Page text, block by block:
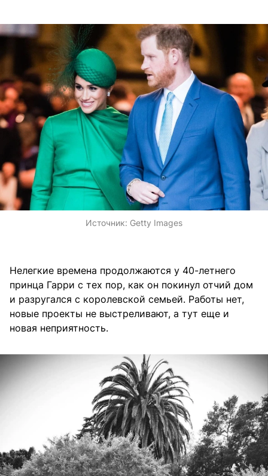
Источник: Getty Images
Нелегкие времена продолжаются у 40-летнего
принца Гарри с тех пор, как он покинул отчий дом
и разругался с королевской семьей. Работы нет,
новые проекты не выстреливают, а тут еще и
новая неприятность.